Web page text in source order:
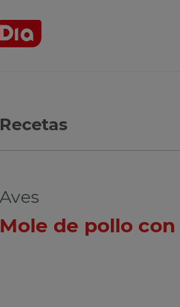
Recetas
Aves
Pollo asado